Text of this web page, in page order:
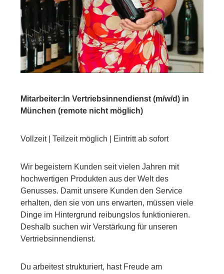
Mitarbeiter:In Vertriebsinnendienst (m/w/d) in
München (remote nicht möglich)
Vollzeit | Teilzeit möglich | Eintritt ab sofort
Wir begeistern Kunden seit vielen Jahren mit
hochwertigen Produkten aus der Welt des
Genusses. Damit unsere Kunden den Service
erhalten, den sie von uns erwarten, müssen viele
Dinge im Hintergrund reibungslos funktionieren.
Deshalb suchen wir Verstärkung für unseren
Vertriebsinnendienst.
Du arbeitest strukturiert, hast Freude am